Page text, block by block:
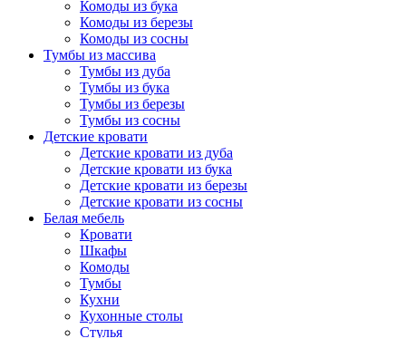
Комоды из бука
Комоды из березы
Комоды из сосны
Тумбы из массива
Тумбы из дуба
Тумбы из бука
Тумбы из березы
Тумбы из сосны
Детские кровати
Детские кровати из дуба
Детские кровати из бука
Детские кровати из березы
Детские кровати из сосны
Белая мебель
Кровати
Шкафы
Комоды
Тумбы
Кухни
Кухонные столы
Стулья